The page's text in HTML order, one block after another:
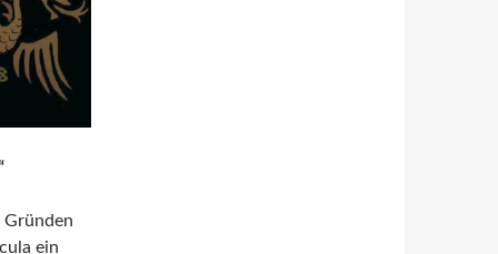
Gründen
ein